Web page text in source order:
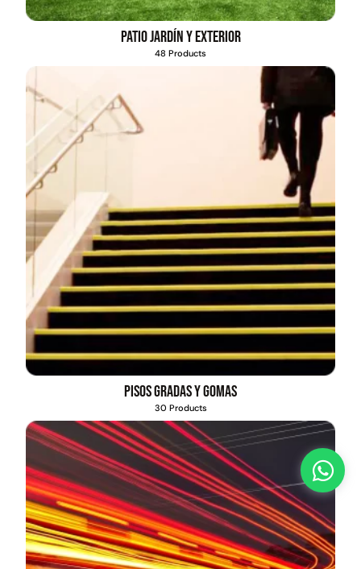
Patio jardín y exterior
48 Products
Pisos gradas y gomas
30 Products